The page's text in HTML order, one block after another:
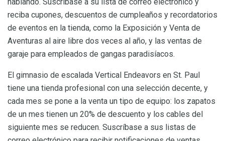
reciba cupones, descuentos de cumpleaños y recordatorios
de eventos en la tienda, como la Exposición y Venta de
Aventuras al aire libre dos veces al año, y las ventas de
garaje para empleados de gangas paradisíacos.
El gimnasio de escalada Vertical Endeavors en St. Paul
tiene una tienda profesional con una selección decente, y
cada mes se pone a la venta un tipo de equipo: los zapatos
de un mes tienen un 20% de descuento y los cables del
siguiente mes se reducen. Suscríbase a sus listas de